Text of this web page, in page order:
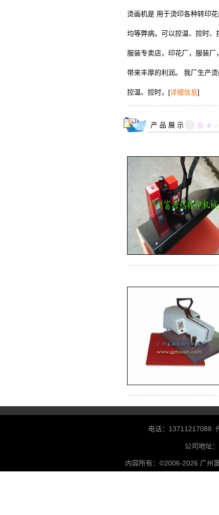
烫画机是 用于烫印各种转印
均等弊病。可以控温、控时
服装专卖店，印花厂，服装
带来丰厚的利润。 我厂生产
控温、控时， [详细信息]
产 品 展 示
电话： 13711217088
公司地址
内容所有：©2006-2026 广州